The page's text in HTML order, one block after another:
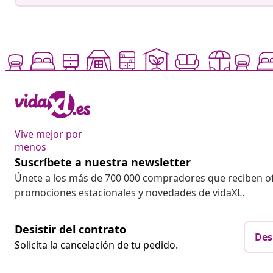
Vive mejor por
menos
Suscríbete a nuestra newsletter
Únete a los más de 700 000 compradores que reciben
promociones estacionales y novedades de vidaXL.
Desistir del contrato
Solicita la cancelación de tu pedido.